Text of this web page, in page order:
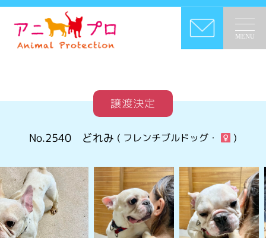
MENU
No.2540 どれみ ( フレンチブルドッグ・ )
譲渡決定